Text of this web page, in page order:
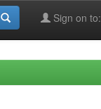
Sign on to: